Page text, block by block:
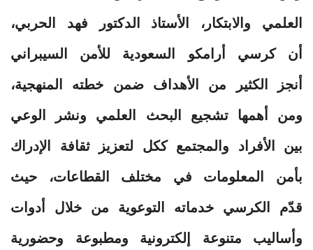
العلمي والابتكار، الأستاذ الدكتور فهد الحربي،
أن كرسي أرامكو السعودية للأمن السيبراني
أنجز الكثير من الأهداف ضمن خطته المنهجية،
ومن أهمها تشجيع البحث العلمي ونشر الوعي
بين الأفراد والمجتمع ككل لتعزيز ثقافة الإدراك
بأمن المعلومات في مختلف القطاعات، حيث
قدّم الكرسي خدماته التوعوية من خلال أدوات
وأساليب متنوعة إلكترونية ومطبوعة وحضورية